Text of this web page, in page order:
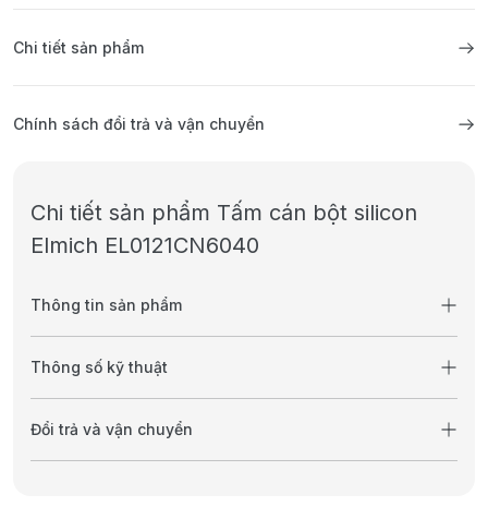
Chi tiết sản phẩm
Chính sách đổi trả và vận chuyển
Chi tiết sản phẩm Tấm cán bột silicon
Elmich EL0121CN6040
Thông tin sản phẩm
Thông số kỹ thuật
Đổi trả và vận chuyển